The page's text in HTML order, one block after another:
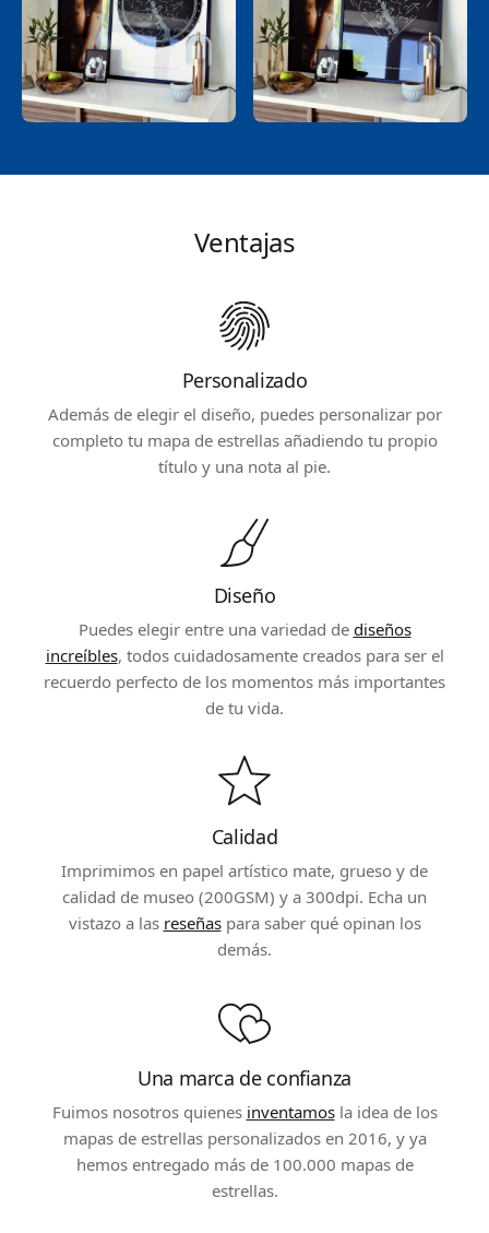
Ventajas
Personalizado
Además de elegir el diseño, puedes personalizar por
completo tu mapa de estrellas añadiendo tu propio
título y una nota al pie.
Diseño
Puedes elegir entre una variedad de diseños
increíbles, todos cuidadosamente creados para ser el
recuerdo perfecto de los momentos más importantes
de tu vida.
Calidad
Imprimimos en papel artístico mate, grueso y de
calidad de museo (200GSM) y a 300dpi. Echa un
vistazo a las reseñaspara saber qué opinan los
demás.
Una marca de confianza
Fuimos nosotros quienes inventamosla idea de los
mapas de estrellas personalizados en 2016, y ya
hemos entregado más de 100.000 mapas de
estrellas.